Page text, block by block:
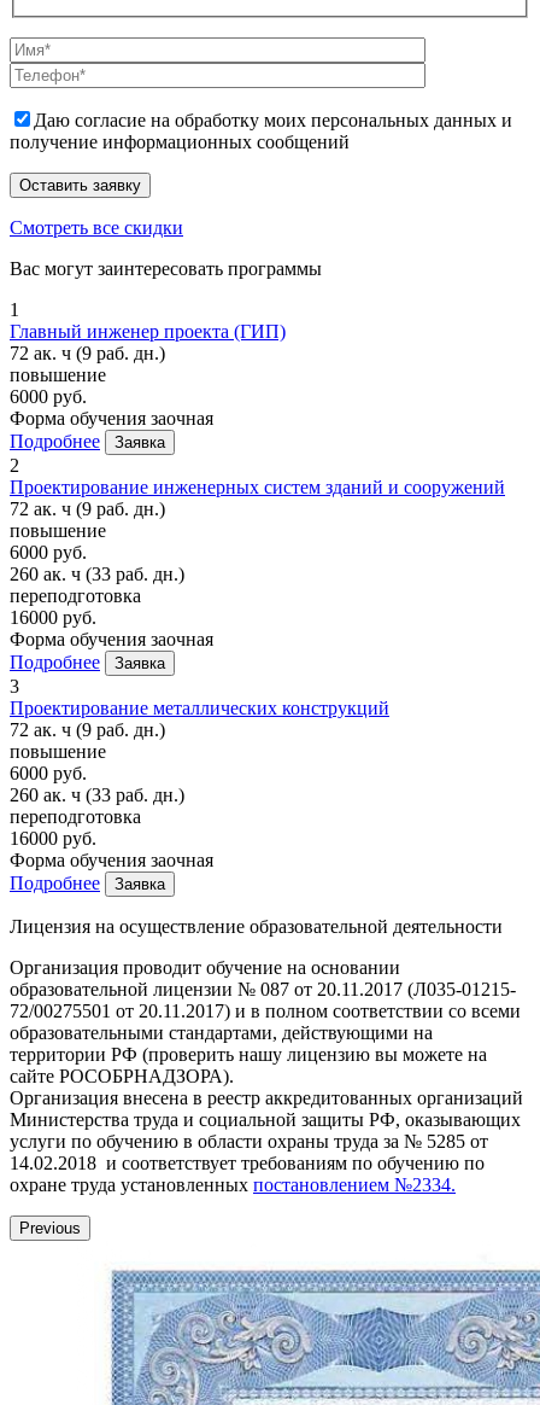
Даю согласие на обработку моих персональных данных и
получение информационных сообщений
Смотреть все скидки
Вас могут заинтересовать программы
1
Главный инженер проекта (ГИП)
72 ак. ч (9 раб. дн.)
повышение
6000 руб.
Форма обучения заочная
Подробнее
Заявка
2
Проектирование инженерных систем зданий и сооружений
72 ак. ч (9 раб. дн.)
повышение
6000 руб.
260 ак. ч (33 раб. дн.)
переподготовка
16000 руб.
Форма обучения заочная
Подробнее
Заявка
3
Проектирование металлических конструкций
72 ак. ч (9 раб. дн.)
повышение
6000 руб.
260 ак. ч (33 раб. дн.)
переподготовка
16000 руб.
Форма обучения заочная
Подробнее
Заявка
Лицензия на осуществление образовательной деятельности
Организация проводит обучение на основании
образовательной лицензии № 087 от 20.11.2017 (Л035-01215-
72/00275501 от 20.11.2017) и в полном соответствии со всеми
образовательными стандартами, действующими на
территории РФ (проверить нашу лицензию вы можете на
сайте РОСОБРНАДЗОРА).
Организация внесена в реестр аккредитованных организаций
Министерства труда и социальной защиты РФ, оказывающих
услуги по обучению в области охраны труда за № 5285 от
14.02.2018 и соответствует требованиям по обучению по
охране труда установленных постановлением №2334.
Previous